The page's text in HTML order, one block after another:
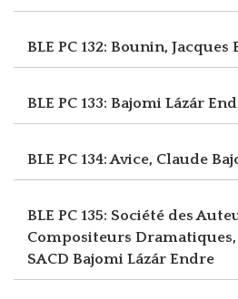
BLE PC 132: Bounin, Jacques
BLE PC 133: Bajomi Lázár
BLE PC 134: Avice, Claude
BLE PC 135: Société des
Compositeurs Dramatiques,
SACD Bajomi Lázár Endre